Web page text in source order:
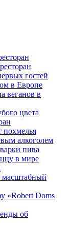
гостей
в Европе
веганов в
цвета
алкоголем
пива
в мире
масштабный
«Robert Doms
об